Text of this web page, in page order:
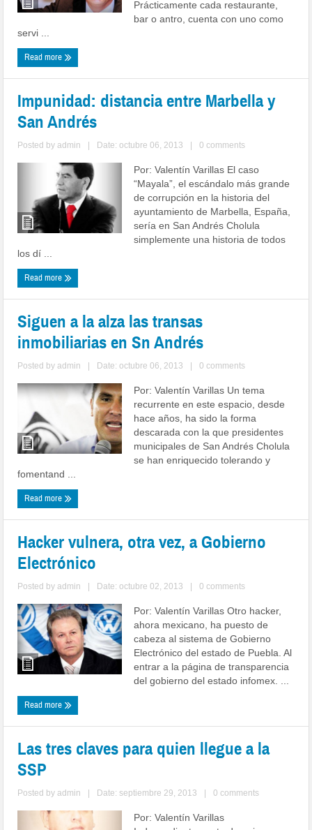
Prácticamente cada restaurante,
bar o antro, cuenta con uno como
servi ...
Read more
Impunidad: distancia entre Marbella y
San Andrés
Posted byadmin Date: octubre 06, 2013 0 comments
Por: Valentín Varillas El caso
“Mayala”, el escándalo más grande
de corrupción en la historia del
ayuntamiento de Marbella, España,
sería en San Andrés Cholula
simplemente una historia de todos
los dí ...
Read more
Siguen a la alza las transas
inmobiliarias en Sn Andrés
Posted byadmin Date: octubre 06, 2013 0 comments
Por: Valentín Varillas Un tema
recurrente en este espacio, desde
hace años, ha sido la forma
descarada con la que presidentes
municipales de San Andrés Cholula
se han enriquecido tolerando y
fomentand ...
Read more
Hacker vulnera, otra vez, a Gobierno
Electrónico
Posted byadmin Date: octubre 02, 2013 0 comments
Por: Valentín Varillas Otro hacker,
ahora mexicano, ha puesto de
cabeza al sistema de Gobierno
Electrónico del estado de Puebla. Al
entrar a la página de transparencia
del gobierno del estado infomex. ...
Read more
Las tres claves para quien llegue a la
SSP
Posted byadmin Date: septiembre 29, 2013 0 comments
Por: Valentín Varillas